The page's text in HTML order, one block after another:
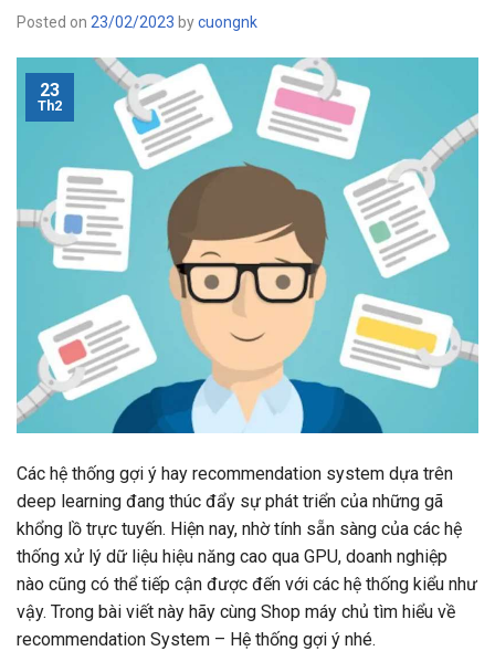
Posted on 23/02/2023 bycuongnk
23
Th2
Các hệ thống gợi ý hay recommendation system dựa trên
deep learning đang thúc đẩy sự phát triển của những gã
khổng lồ trực tuyến. Hiện nay, nhờ tính sẵn sàng của các hệ
thống xử lý dữ liệu hiệu năng cao qua GPU, doanh nghiệp
nào cũng có thể tiếp cận được đến với các hệ thống kiểu như
vậy. Trong bài viết này hãy cùng Shop máy chủ tìm hiểu về
recommendation System – Hệ thống gợi ý nhé.